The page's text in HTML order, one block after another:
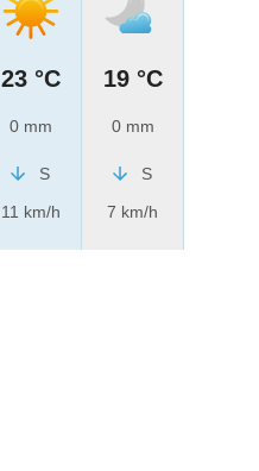
23 °C
0 mm
S
11 km/h
19 °C
0 mm
S
7 km/h